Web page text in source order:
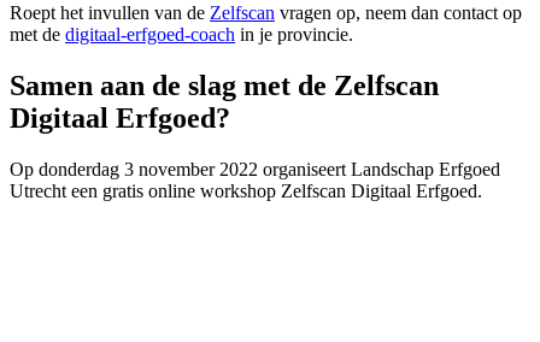
Roept het invullen van de Zelfscan vragen op, neem dan contact op
met de digitaal-erfgoed-coach in je provincie.
Samen aan de slag met de Zelfscan
Digitaal Erfgoed?
Op donderdag 3 november 2022 organiseert Landschap Erfgoed
Utrecht een gratis online workshop Zelfscan Digitaal Erfgoed.